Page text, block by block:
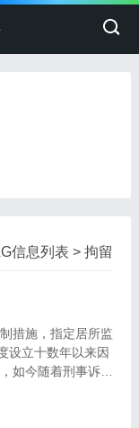
信息列表 > 拘留
措施，指定居所监
设立十数年以来因
如今随着刑事诉讼